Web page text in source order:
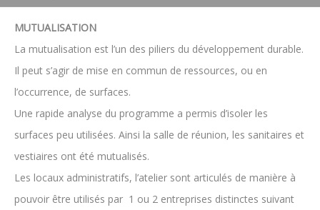
MUTUALISATION
La mutualisation est l’un des piliers du développement durable.
Il peut s’agir de mise en commun de ressources, ou en
l’occurrence, de surfaces.
Une rapide analyse du programme a permis d’isoler les
surfaces peu utilisées. Ainsi la salle de réunion, les sanitaires et
vestiaires ont été mutualisés.
Les locaux administratifs, l’atelier sont articulés de manière à
pouvoir être utilisés par 1 ou 2 entreprises distinctes suivant